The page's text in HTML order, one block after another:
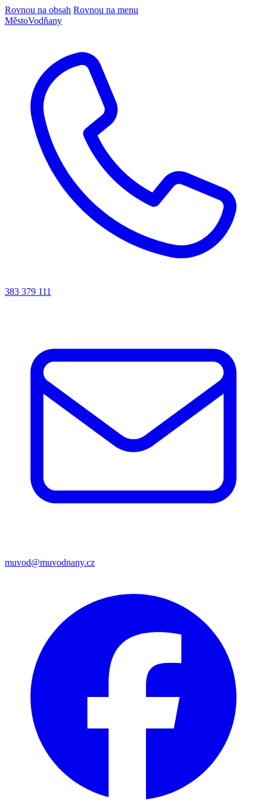
Rovnou na obsah Rovnou na menu
MěstoVodňany
383 379 111
muvod@muvodnany.cz